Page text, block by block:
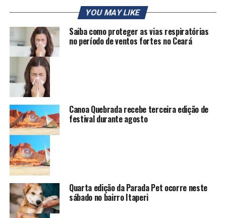
YOU MAY LIKE
Saiba como proteger as vias respiratórias
no período de ventos fortes no Ceará
Canoa Quebrada recebe terceira edição de
festival durante agosto
Quarta edição da Parada Pet ocorre neste
sábado no bairro Itaperi